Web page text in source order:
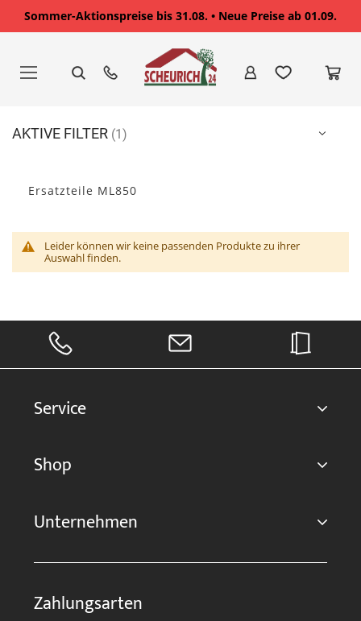
Sommer-Aktionspreise bis 31.08. • Neue Preise ab 01.09.
springen
Ersatzteile ML850
Leider können wir keine passenden Produkte zu ihrer
Auswahl finden.
AKTIVE FILTER
Service
Shop
Unternehmen
Zahlungsarten